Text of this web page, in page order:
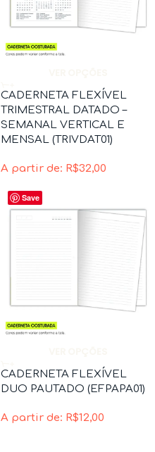
CADERNETA FLEXÍVEL
TRIMESTRAL DATADO –
SEMANAL VERTICAL E
MENSAL (TRIVDAT01)
A partir de: R$32,00
Save
CADERNETA FLEXÍVEL
DUO PAUTADO (EFPAPA01)
A partir de: R$12,00